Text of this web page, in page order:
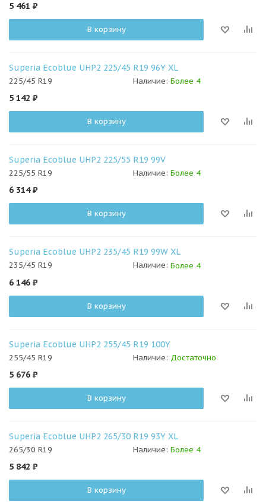
5 461 ₽
В корзину
Superia Ecoblue UHP2 225/45 R19 96Y XL
225/45 R19 Наличие: Более 4
5 142 ₽
В корзину
Superia Ecoblue UHP2 225/55 R19 99V
225/55 R19 Наличие: Более 4
6 314₽
В корзину
Superia Ecoblue UHP2 235/45 R19 99W XL
235/45 R19 Наличие: Более 4
6 146 ₽
В корзину
Superia Ecoblue UHP2 255/45 R19 100Y
255/45 R19 Наличие: Достаточно
5 676 ₽
В корзину
Superia Ecoblue UHP2 265/30 R19 93Y XL
265/30 R19 Наличие: Более 4
5 842 ₽
В корзину